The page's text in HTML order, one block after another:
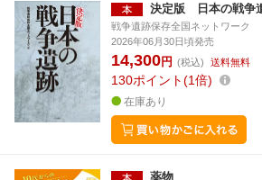
決定版 日本の戦争
戦争遺跡保存全国ネットワーク
2026年06月30日頃発売
14,300円 (税込) 送料無料
130ポイント 1倍
在庫あり
薬物